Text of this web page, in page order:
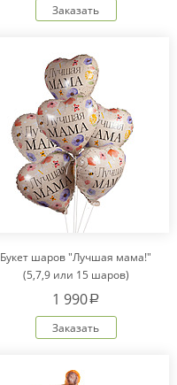
Заказать
Букет шаров "Лучшая мама!"
(5,7,9 или 15 шаров)
1 990a
Заказать